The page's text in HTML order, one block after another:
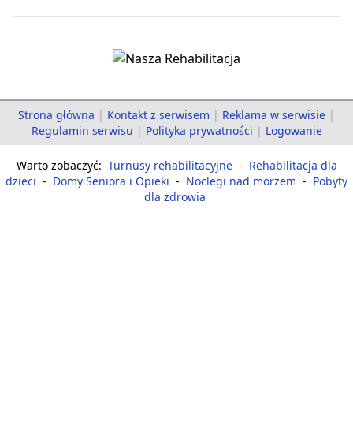
Strona główna | Kontakt z serwisem | Reklama w serwisie |
Regulamin serwisu | Polityka prywatności | Logowanie
Warto zobaczyć: Turnusy rehabilitacyjne - Rehabilitacja dla
dzieci - Domy Seniora i Opieki - Noclegi nad morzem - Pobyty
dla zdrowia